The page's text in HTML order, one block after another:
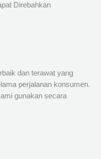
Direbahkan
dan terawat yang
perjalanan konsumen.
gunakan secara